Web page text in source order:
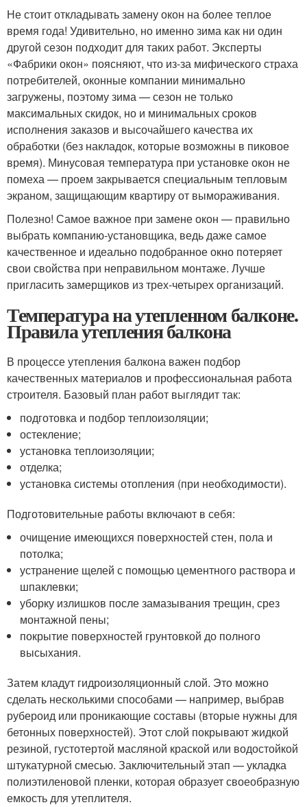
Не стоит откладывать замену окон на более теплое
время года! Удивительно, но именно зима как ни один
другой сезон подходит для таких работ. Эксперты
«Фабрики окон» поясняют, что из-за мифического страха
потребителей, оконные компании минимально
загружены, поэтому зима — сезон не только
максимальных скидок, но и минимальных сроков
исполнения заказов и высочайшего качества их
обработки (без накладок, которые возможны в пиковое
время). Минусовая температура при установке окон не
помеха — проем закрывается специальным тепловым
экраном, защищающим квартиру от вымораживания.
Полезно! Самое важное при замене окон — правильно
выбрать компанию-установщика, ведь даже самое
качественное и идеально подобранное окно потеряет
свои свойства при неправильном монтаже. Лучше
пригласить замерщиков из трех-четырех организаций.
Температура на утепленном балконе.
Правила утепления балкона
В процессе утепления балкона важен подбор
качественных материалов и профессиональная работа
строителя. Базовый план работ выглядит так:
подготовка и подбор теплоизоляции;
остекление;
установка теплоизоляции;
отделка;
установка системы отопления (при необходимости).
Подготовительные работы включают в себя:
очищение имеющихся поверхностей стен, пола и
потолка;
устранение щелей с помощью цементного раствора и
шпаклевки;
уборку излишков после замазывания трещин, срез
монтажной пены;
покрытие поверхностей грунтовкой до полного
высыхания.
Затем кладут гидроизоляционный слой. Это можно
сделать несколькими способами — например, выбрав
рубероид или проникающие составы (вторые нужны для
бетонных поверхностей). Этот слой покрывают жидкой
резиной, густотертой масляной краской или водостойкой
штукатурной смесью. Заключительный этап — укладка
полиэтиленовой пленки, которая образует своеобразную
емкость для утеплителя.